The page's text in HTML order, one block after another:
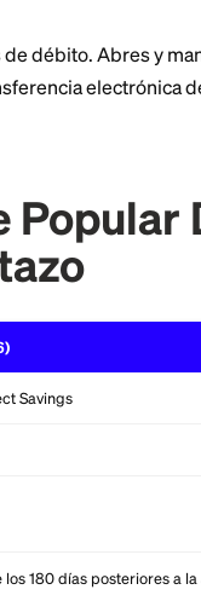
en línea de
financiero cuyas
una
ni tarjetas de
por
de
vistazo